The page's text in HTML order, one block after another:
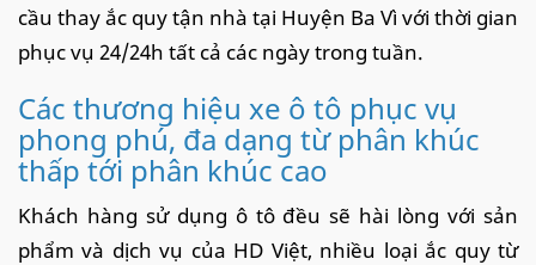
cầu thay ắc quy tận nhà tại Huyện Ba Vì với thời gian
phục vụ 24/24h tất cả các ngày trong tuần.
Các thương hiệu xe ô tô phục vụ
phong phú, đa dạng từ phân khúc
thấp tới phân khúc cao
Khách hàng sử dụng ô tô đều sẽ hài lòng với sản
phẩm và dịch vụ của HD Việt, nhiều loại ắc quy từ